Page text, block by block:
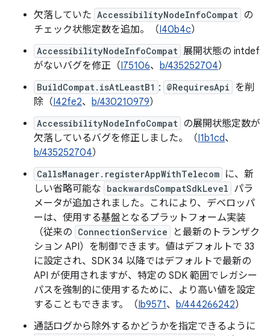
欠落していた AccessibilityNodeInfoCompat の
チェック状態定数を追加。（I40b4c）
AccessibilityNodeInfoCompat 展開状態の intdef
がないバグを修正（I75106、 b/435252704）
BuildCompat.isAtLeastB1 : @RequiresApi を削
除（I42fe2、 b/430210979）
AccessibilityNodeInfoCompat の展開状態定数が
欠落しているバグを修正しました。（I1b1cd、
b/435252704）
CallsManager.registerAppWithTelecom に、新
しい省略可能な backwardsCompatSdkLevel パラ
メータが追加されました。これにより、デベロッパ
ーは、使用する基盤となるプラットフォーム実装
（従来の ConnectionService
と最新のトランザク
ション API）を制御できます。値はデフォルトで 33
に設定され、SDK 34 以降ではデフォルトで最新の
API が使用されますが、特定の SDK 範囲でレガシー
パスを強制的に使用するために、より高い値を設定
することもできます。（Ib9571、 b/444266242）
通話ログから除外するかどうかを指定できるように